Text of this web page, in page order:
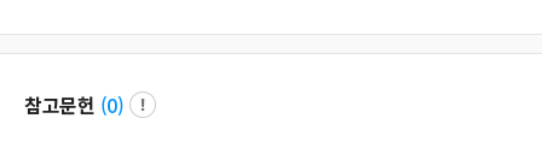
참고문헌 (0)